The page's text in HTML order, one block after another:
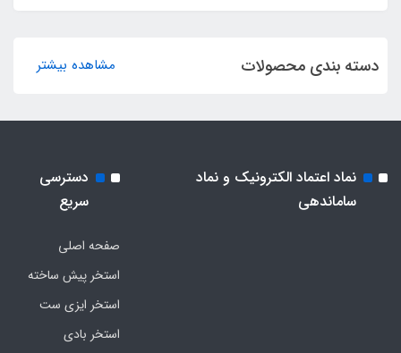
دسته بندی محصولات مشاهده بیشتر
نماد اعتماد الکترونیک و نماد
ساماندهی
دسترسی
سریع
صفحه اصلی
استخر پیش ساخته
استخر ایزی ست
استخر بادی